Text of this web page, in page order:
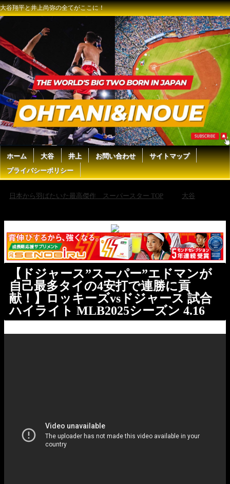
大谷翔平と井上尚弥の全てがここに！
ホーム 大谷 井上 お問い合わせ
サイトマップ
プライバシーポリシー
日本から羽ばたいた最高傑作 スーパースター TOP
大谷
【ドジャース”スーパー”エドマンが
自己最多タイの4安打で連勝に貢
献！】ロッキーズvsドジャース 試合
ハイライト MLB2025シーズン 4.16